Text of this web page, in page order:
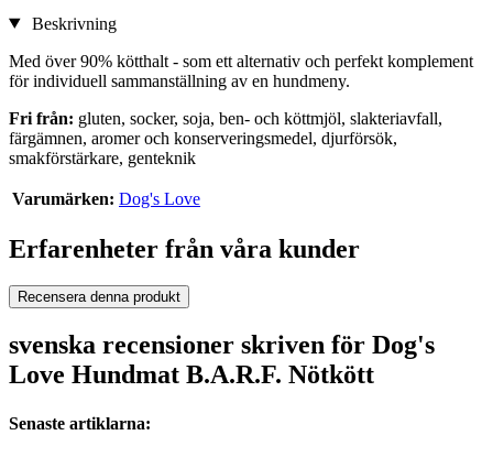
Beskrivning
Med över 90% kötthalt - som ett alternativ och perfekt komplement
för individuell sammanställning av en hundmeny.
Fri från: gluten, socker, soja, ben- och köttmjöl, slakteriavfall,
färgämnen, aromer och konserveringsmedel, djurförsök,
smakförstärkare, genteknik
Varumärken: Dog's Love
Erfarenheter från våra kunder
Recensera denna produkt
svenska recensioner skriven för Dog's
Love Hundmat B.A.R.F. Nötkött
Senaste artiklarna: